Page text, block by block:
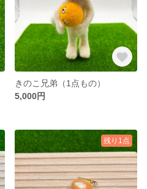
きのこ兄弟（1点もの）
5,000円
残り1点